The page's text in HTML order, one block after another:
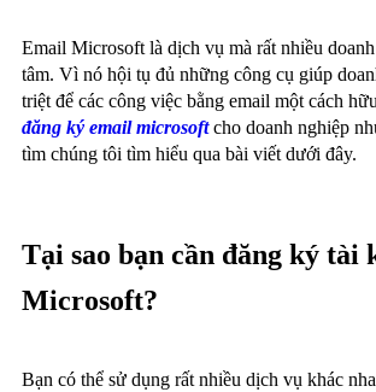
Email Microsoft là dịch vụ mà rất nhiều
tâm. Vì nó hội tụ đủ những công cụ giúp
triệt để các công việc bằng email một cách
đăng ký email microsoftcho doanh nghiệp
tìm chúng tôi tìm hiểu qua bài viết dưới đây.
Tại sao bạn cần đăng ký tài
Microsoft?
Bạn có thể sử dụng rất nhiều dịch vụ khác